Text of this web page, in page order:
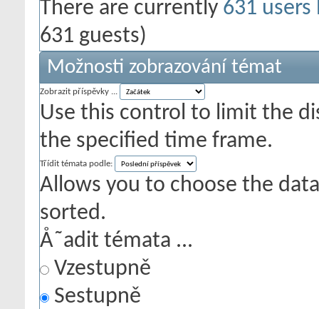
There are currently 631
631 guests)
Možnosti zobrazování témat
Zobrazit příspěvky ...
Use this control to limit the
the specified time frame.
Třídit témata podle:
Allows you to choose the
sorted.
Å˜adit témata ...
Vzestupně
Sestupně